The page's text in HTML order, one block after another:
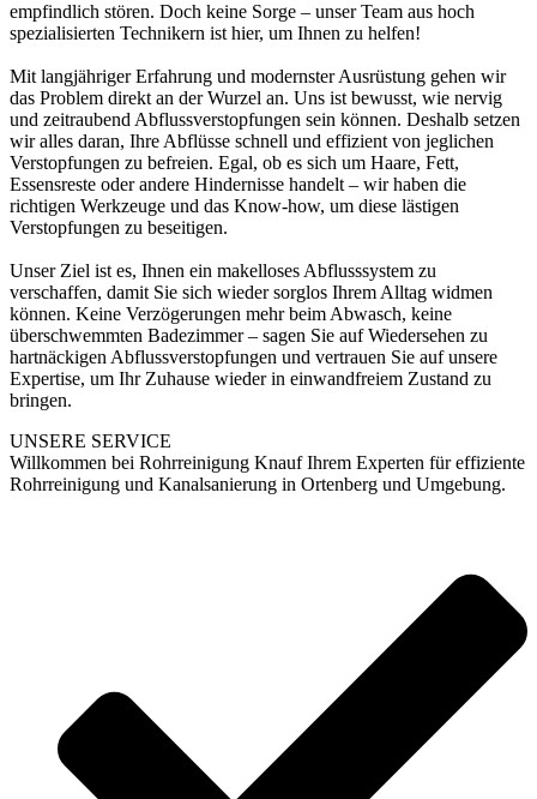
empfindlich stören. Doch keine Sorge – unser Team aus hoch
spezialisierten Technikern ist hier, um Ihnen zu helfen!
Mit langjähriger Erfahrung und modernster Ausrüstung gehen wir
das Problem direkt an der Wurzel an. Uns ist bewusst, wie nervig
und zeitraubend Abflussverstopfungen sein können. Deshalb setzen
wir alles daran, Ihre Abflüsse schnell und effizient von jeglichen
Verstopfungen zu befreien. Egal, ob es sich um Haare, Fett,
Essensreste oder andere Hindernisse handelt – wir haben die
richtigen Werkzeuge und das Know-how, um diese lästigen
Verstopfungen zu beseitigen.
Unser Ziel ist es, Ihnen ein makelloses Abflusssystem zu
verschaffen, damit Sie sich wieder sorglos Ihrem Alltag widmen
können. Keine Verzögerungen mehr beim Abwasch, keine
überschwemmten Badezimmer – sagen Sie auf Wiedersehen zu
hartnäckigen Abflussverstopfungen und vertrauen Sie auf unsere
Expertise, um Ihr Zuhause wieder in einwandfreiem Zustand zu
bringen.
UNSERE SERVICE
Willkommen bei Rohrreinigung Knauf Ihrem Experten für effiziente
Rohrreinigung und Kanalsanierung in Ortenberg und Umgebung.